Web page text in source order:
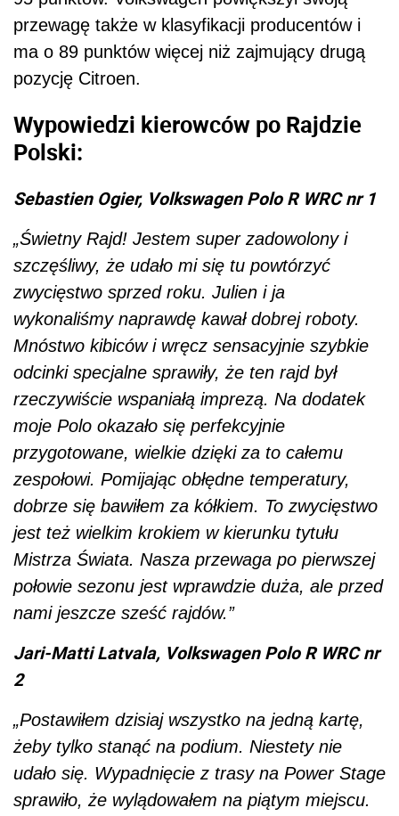
przewagę także w klasyfikacji producentów i
ma o 89 punktów więcej niż zajmujący drugą
pozycję Citroen.
Wypowiedzi kierowców po Rajdzie
Polski:
Sebastien Ogier, Volkswagen Polo R WRC nr 1
„Świetny Rajd! Jestem super zadowolony i
szczęśliwy, że udało mi się tu powtórzyć
zwycięstwo sprzed roku. Julien i ja
wykonaliśmy naprawdę kawał dobrej roboty.
Mnóstwo kibiców i wręcz sensacyjnie szybkie
odcinki specjalne sprawiły, że ten rajd był
rzeczywiście wspaniałą imprezą. Na dodatek
moje Polo okazało się perfekcyjnie
przygotowane, wielkie dzięki za to całemu
zespołowi. Pomijając obłędne temperatury,
dobrze się bawiłem za kółkiem. To zwycięstwo
jest też wielkim krokiem w kierunku tytułu
Mistrza Świata. Nasza przewaga po pierwszej
połowie sezonu jest wprawdzie duża, ale przed
nami jeszcze sześć rajdów.”
Jari-Matti Latvala, Volkswagen Polo R WRC nr
2
„Postawiłem dzisiaj wszystko na jedną kartę,
żeby tylko stanąć na podium. Niestety nie
udało się. Wypadnięcie z trasy na Power Stage
sprawiło, że wylądowałem na piątym miejscu.